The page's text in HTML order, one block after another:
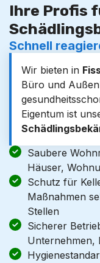
Ihre Profis
Schnell
Wir bieten in
Büro und
Eigentum ist
Saubere
Häuser,
Schutz für
Maßnahmen
Stellen
Sicherer
Unternehmen,